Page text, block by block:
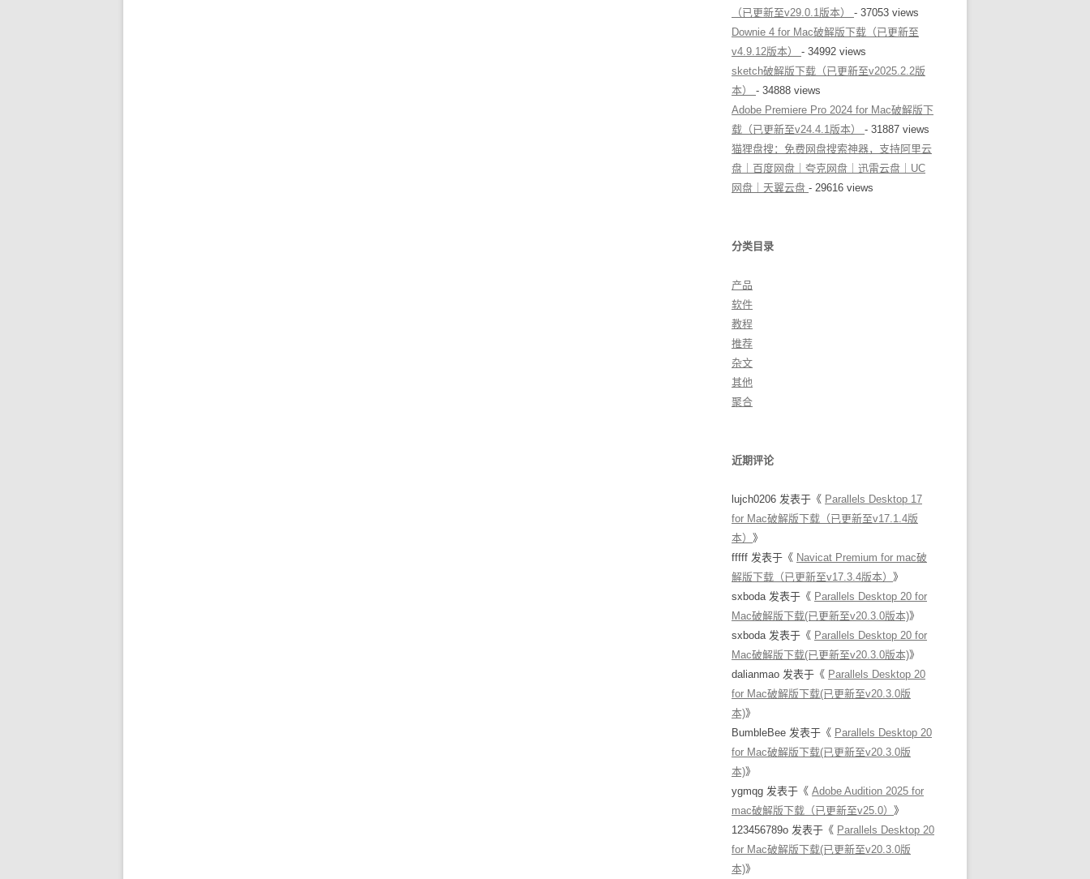
（已更新至v29.0.1版本） - 37053 views
Downie 4 for Mac破解版下载（已更新至
v4.9.12版本） - 34992 views
sketch破解版下载（已更新至v2025.2.2版
本） - 34888 views
Adobe Premiere Pro 2024 for Mac破解版下
载（已更新至v24.4.1版本） - 31887 views
猫狸盘搜：免费网盘搜索神器，支持阿里云
盘｜百度网盘｜夸克网盘｜迅雷云盘｜UC
网盘｜天翼云盘 - 29616 views
分类目录
产品
软件
教程
推荐
杂文
其他
聚合
近期评论
lujch0206 发表于《 Parallels Desktop 17
for Mac破解版下载（已更新至v17.1.4版
本） 》
fffff 发表于《 Navicat Premium for mac破
解版下载（已更新至v17.3.4版本） 》
sxboda发表于《 Parallels Desktop 20 for
Mac破解版下载(已更新至v20.3.0版本)》
sxboda发表于《 Parallels Desktop 20 for
Mac破解版下载(已更新至v20.3.0版本)》
dalianmao 发表于《 Parallels Desktop 20
for Mac破解版下载(已更新至v20.3.0版
本)》
BumbleBee 发表于《 Parallels Desktop 20
for Mac破解版下载(已更新至v20.3.0版
本)》
ygmqg 发表于《 Adobe Audition 2025 for
mac破解版下载（已更新至v25.0） 》
123456789o 发表于《 Parallels Desktop 20
for Mac破解版下载(已更新至v20.3.0版
本)》